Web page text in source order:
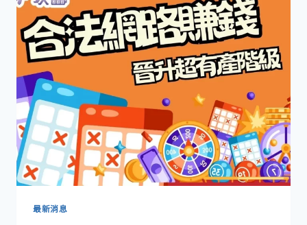
最新消息